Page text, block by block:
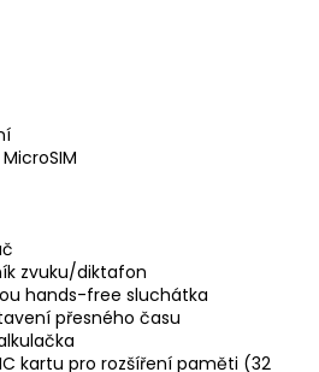
zvuku/diktafon
hands-free sluchátka
přesného času
kartu pro rozšíření paměti (32